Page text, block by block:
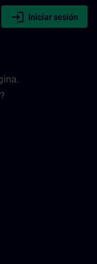
login Iniciar sesión